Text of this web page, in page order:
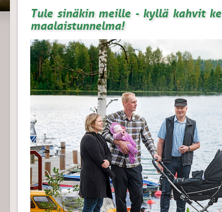
Tule sinäkin meille - kyllä kahvit
maalaistunnelma!